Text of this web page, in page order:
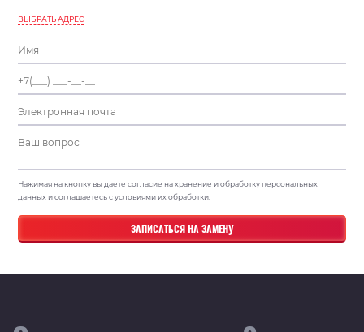
ВЫБРАТЬ АДРЕС
Нажимая на кнопку вы даете согласие на хранение и обработку персональных
данных и соглашаетесь с условиями их обработки.